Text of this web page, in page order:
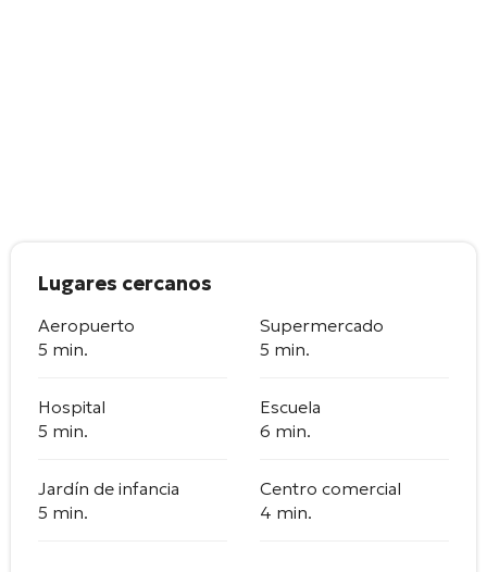
Lugares cercanos
Aeropuerto
5 min.
Supermercado
5 min.
Hospital
5 min.
Escuela
6 min.
Jardín de infancia
5 min.
Centro comercial
4 min.